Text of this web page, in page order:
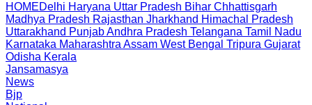
HOMEDelhi Haryana Uttar Pradesh Bihar Chhattisgarh
Madhya Pradesh Rajasthan Jharkhand Himachal Pradesh
Uttarakhand PunjabAndhra Pradesh Telangana Tamil Nadu
Karnataka Maharashtra Assam West Bengal Tripura Gujarat
Odisha Kerala
Jansamasya
News
Bjp